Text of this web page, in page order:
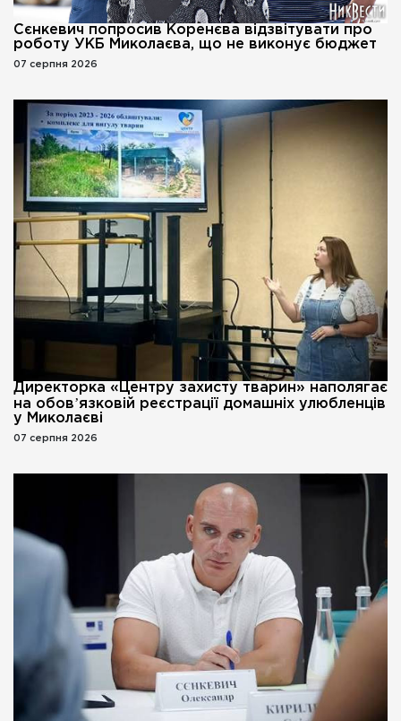
Сєнкевич попросив Коренєва відзвітувати про
роботу УКБ Миколаєва, що не виконує бюджет
07 серпня 2026
Директорка «Центру захисту тварин» наполягає
на обовʼязковій реєстрації домашніх улюбленців
у Миколаєві
07 серпня 2026